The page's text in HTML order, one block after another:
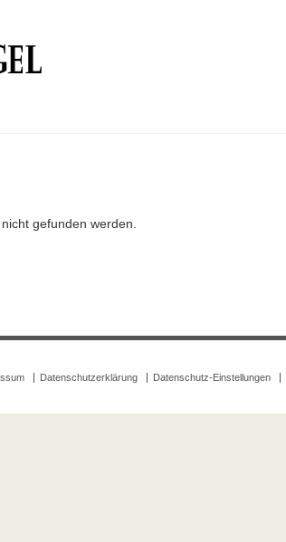
gefunden werden.
Datenschutzerklärung Datenschutz-Einstellungen